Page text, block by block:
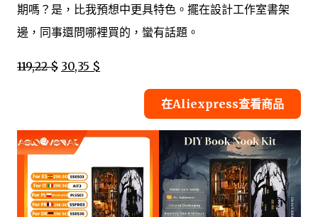
期嗎？是，比我預想中更具特色。擺在設計工作室書架
邊，同事還問哪裡買的，蠻有話題。
119,22 $ 30,35 $
在Aliexpress查看商品